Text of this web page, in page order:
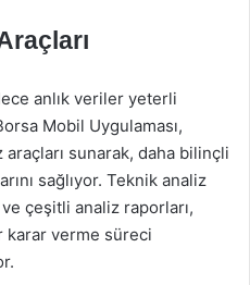
anlık veriler yeterli
Mobil Uygulaması,
araçları sunarak, daha bilinçli
sağlıyor. Teknik analiz
çeşitli analiz raporları,
karar verme süreci